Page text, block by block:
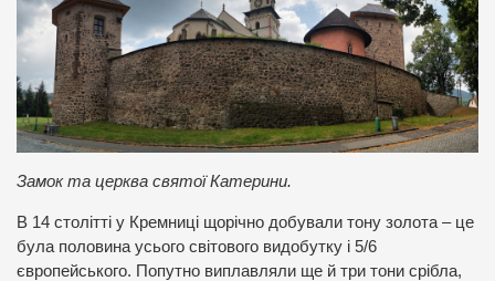
Замок та церква святої Катерини.
В 14 столітті у Кремниці щорічно добували тону золота – це
була половина усього світового видобутку і 5/6
європейського. Попутно виплавляли ще й три тони срібла,